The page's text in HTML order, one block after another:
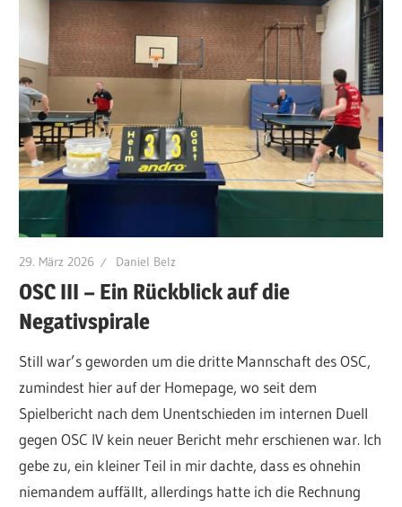
29. März 2026 Daniel Belz
OSC III – Ein Rückblick auf die
Negativspirale
Still war’s geworden um die dritte Mannschaft des OSC,
zumindest hier auf der Homepage, wo seit dem
Spielbericht nach dem Unentschieden im internen Duell
gegen OSC IV kein neuer Bericht mehr erschienen war. Ich
gebe zu, ein kleiner Teil in mir dachte, dass es ohnehin
niemandem auffällt, allerdings hatte ich die Rechnung